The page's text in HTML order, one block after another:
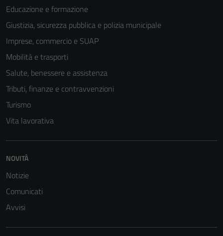
Educazione e formazione
Giustizia, sicurezza pubblica e polizia municipale
Imprese, commercio e SUAP
Mobilità e trasporti
Salute, benessere e assistenza
Tributi, finanze e contravvenzioni
Turismo
Vita lavorativa
NOVITÀ
Notizie
Comunicati
Avvisi